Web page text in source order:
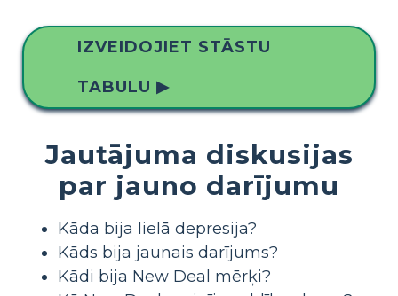
IZVEIDOJIET STĀSTU
TABULU ▶
Jautājuma diskusijas
par jauno darījumu
Kāda bija lielā depresija?
Kāds bija jaunais darījums?
Kādi bija New Deal mērķi?